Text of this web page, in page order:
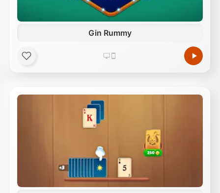
Gin Rummy